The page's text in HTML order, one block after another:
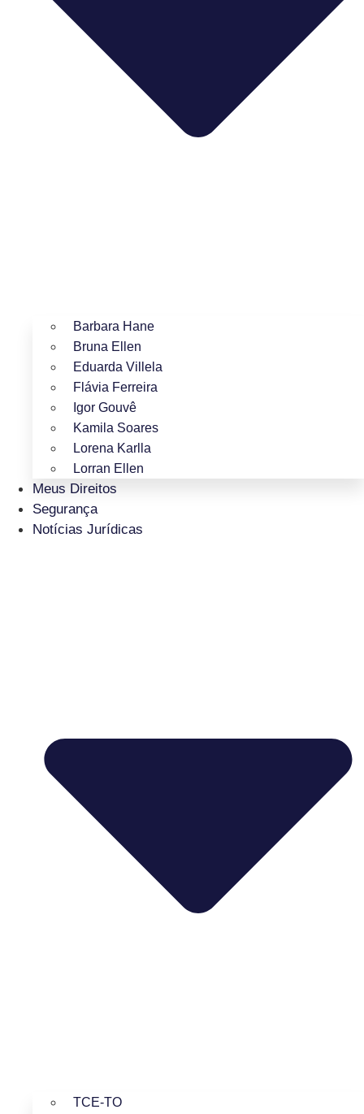
Barbara Hane
Bruna Ellen
Eduarda Villela
Flávia Ferreira
Igor Gouvê
Kamila Soares
Lorena Karlla
Lorran Ellen
Meus Direitos
Segurança
Notícias Jurídicas
TCE-TO